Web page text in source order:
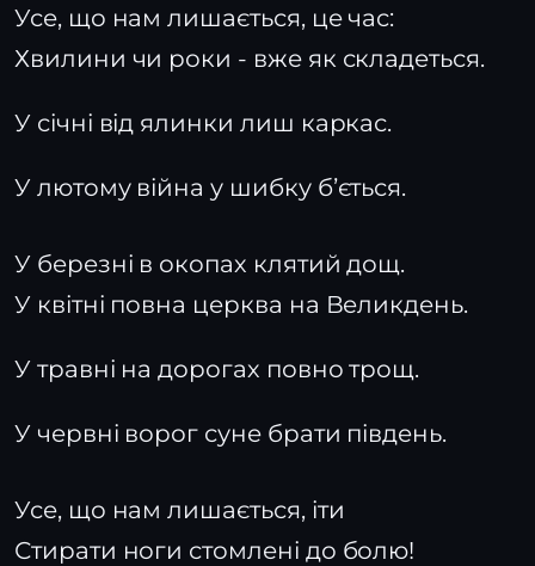
Усе, що нам лишається, це час:
Хвилини чи роки - вже як складеться.
У січні від ялинки лиш каркас.
У лютому війна у шибку бʼється.
У березні в окопах клятий дощ.
У квітні повна церква на Великдень.
У травні на дорогах повно трощ.
У червні ворог суне брати південь.
Усе, що нам лишається, іти
Стирати ноги стомлені до болю!